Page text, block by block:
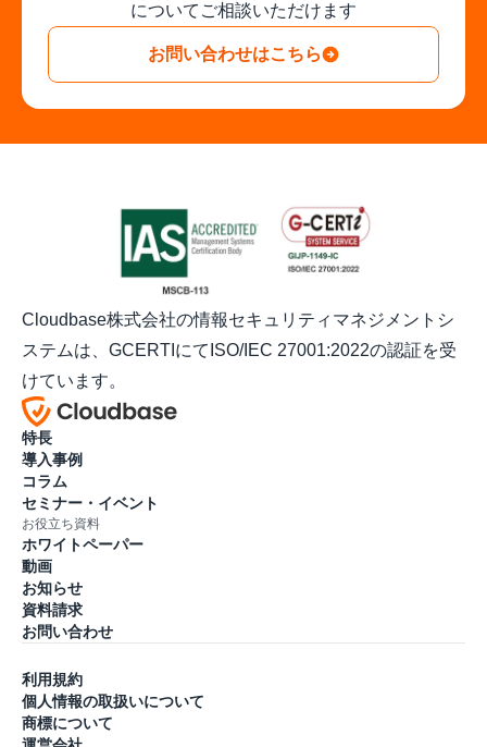
についてご相談いただけます
お問い合わせはこちら
Cloudbase株式会社の情報セキュリティマネジメントシ
ステムは、GCERTIにてISO/IEC 27001:2022の認証を受
けています。
特長
導入事例
コラム
セミナー・イベント
お役立ち資料
ホワイトペーパー
動画
お知らせ
資料請求
お問い合わせ
利用規約
個人情報の取扱いについて
商標について